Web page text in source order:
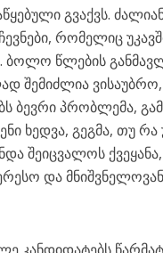
გვაქვს.
რომელიც
წლების
შემიძლია
ბევრი პრობლემა,
ხედვა, გეგმა, თუ
შეიცვალოს
და